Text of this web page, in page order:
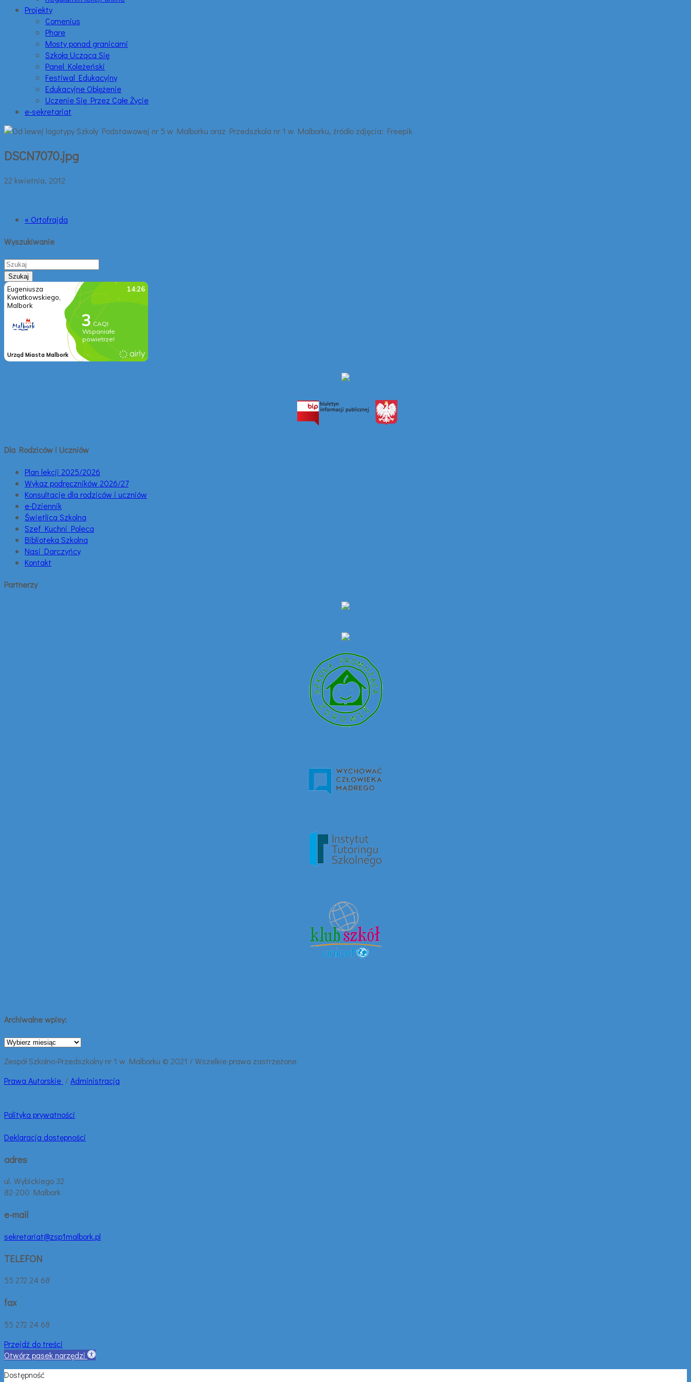
Projekty
Comenius
Phare
Mosty ponad granicami
Szkoła Ucząca Się
Panel Koleżeński
Festiwal Edukacyjny
Edukacyjne Oblężenie
Uczenie Się Przez Całe Życie
e-sekretariat
DSCN7070.jpg
22 kwietnia, 2012
« Ortofrajda
Wyszukiwanie
Dla Rodziców i Uczniów
Plan lekcji 2025/2026
Wykaz podręczników 2026/27
Konsultacje dla rodziców i uczniów
e-Dziennik
Świetlica Szkolna
Szef Kuchni Poleca
Biblioteka Szkolna
Nasi Darczyńcy
Kontakt
Partnerzy
Archiwalne wpisy:
Archiwalne
Zespół Szkolno-Przedszkolny nr 1 w Malborku © 2021 / Wszelkie prawa zastrzeżone
Prawa Autorskie /Administracja
Polityka prywatności
Deklaracja dostępności
adres
ul. Wybickiego 32
82-200 Malbork
e-mail
sekretariat@zsp1malbork.pl
TELEFON
55 272 24 68
fax
55 272 24 68
Przejdź do treści
Otwórz pasek narzędzi
Dostępność